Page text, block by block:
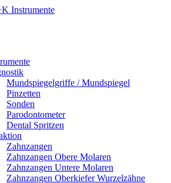
Mundspiegelgriffe / Mundspiegel
Pinzetten
Sonden
Parodontometer
Dental Spritzen
Zahnzangen
Zahnzangen Obere Molaren
Zahnzangen Untere Molaren
Zahnzangen Oberkiefer Wurzelzähne